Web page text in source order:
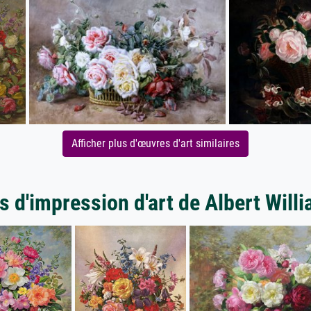
Afficher plus d'œuvres d'art similaires
d'impression d'art de Albert